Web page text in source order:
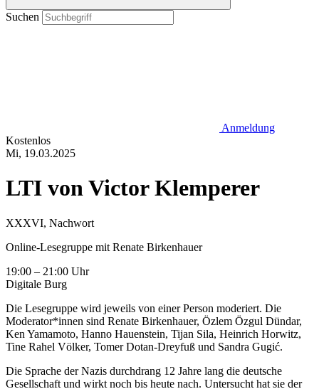
Suchen
Anmeldung
Kostenlos
Mi, 19.03.2025
LTI von Victor Klemperer
XXXVI, Nachwort
Online-Lesegruppe mit Renate Birkenhauer
19:00 – 21:00 Uhr
Digitale Burg
Die Lesegruppe wird jeweils von einer Person moderiert. Die
Moderator*innen sind Renate Birkenhauer, Özlem Özgul Dündar,
Ken Yamamoto, Hanno Hauenstein, Tijan Sila, Heinrich Horwitz,
Tine Rahel Völker, Tomer Dotan-Dreyfuß und Sandra Gugić.
Die Sprache der Nazis durchdrang 12 Jahre lang die deutsche
Gesellschaft und wirkt noch bis heute nach. Untersucht hat sie der